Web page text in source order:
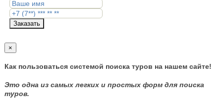
Заказать
×
Как пользоваться системой поиска туров на нашем сайте!
Это одна из самых легких и простых форм для поиска
туров.